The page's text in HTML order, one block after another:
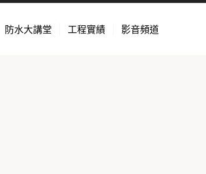
防水大講堂 工程實績 影音頻道